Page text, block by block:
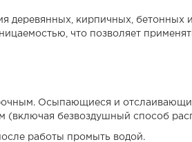
деревянных, кирпичных,
что позволяет
Осыпающиеся и
(включая безвоздушный способ
работы промыть водой.